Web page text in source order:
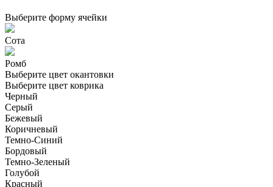
Выберите форму ячейки
Сота
Ромб
Выберите цвет окантовки
Выберите цвет коврика
Черный
Серый
Бежевый
Коричневый
Темно-Синий
Бордовый
Темно-Зеленый
Голубой
Красный